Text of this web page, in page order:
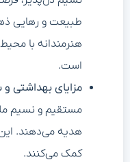
طبیعت و رهایی
هنرمندانه با
است.
مزایای بهداشتی و
مستقیم و نسیم
هدیه می‌دهند.
کمک می‌کنند.